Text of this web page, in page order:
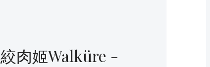
絞肉姬Walküre -